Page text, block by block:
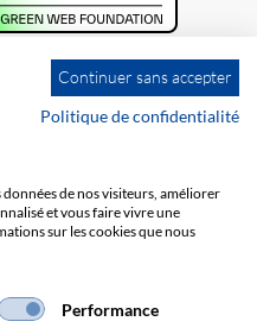
Continuer sans accepter
Politique de confidentialité
de nos visiteurs, améliorer
et vous faire vivre une
sur les cookies que nous
Performance